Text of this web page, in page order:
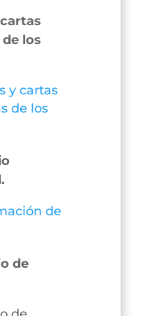
los
y cartas
de los
de
de